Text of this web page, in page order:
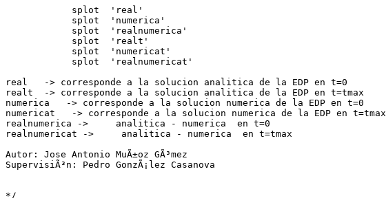
            splot  'real'
            splot  'numerica'
            splot  'realnumerica'
            splot  'realt'
            splot  'numericat'
            splot  'realnumericat'
real   -> corresponde a la solucion analitica de la EDP en t=0
realt  -> corresponde a la solucion analitica de la EDP en t=tmax
numerica   -> corresponde a la solucion numerica de la EDP en t=0
numericat   -> corresponde a la solucion numerica de la EDP en t=tmax
realnumerica ->     analitica - numerica  en t=0
realnumericat ->     analitica - numerica  en t=tmax
Autor: Jose Antonio MuÃ±oz GÃ³mez
SupervisiÃ³n: Pedro GonzÃ¡lez Casanova
*/